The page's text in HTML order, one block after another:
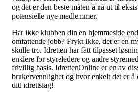
og det er den beste måten å nå ut til
potensielle nye medlemmer.
Har ikke klubben din en hjemmeside
omfattende jobb? Frykt ikke, det er en
skulle tro. Idretten har fått tilpasset
enklere for styreledere og andre
frivillig basis. IdrettenOnline er en av
brukervennlighet og hvor enkelt det er å
ditt idrettslag!